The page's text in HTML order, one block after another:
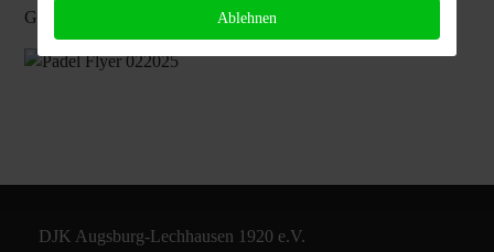
Günter & Ricarda Weissenhorn
DJK Augsburg-Lechhausen 1920 e.V.
Ablehnen